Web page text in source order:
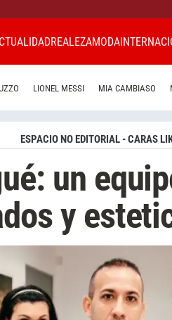
REALEZAMODA
LIONEL MESSI MIA CAMBIASO
ESPACIO NO EDITORIAL - CARAS
un
y